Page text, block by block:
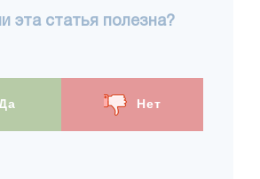
эта статья полезна?
Нет